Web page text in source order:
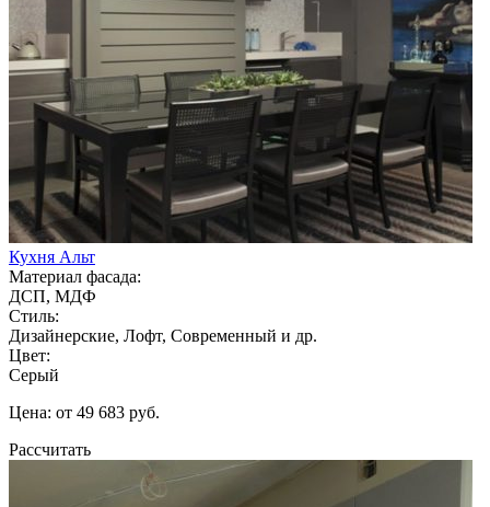
Кухня Альт
Материал фасада:
ДСП, МДФ
Стиль:
Дизайнерские, Лофт, Современный и др.
Цвет:
Серый
Цена: от 49 683 руб.
Рассчитать